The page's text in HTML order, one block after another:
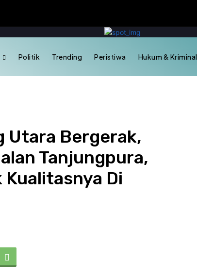
Politik Trending Peristiwa Hukum & Kriminal
Utara Bergerak,
Tanjungpura,
Di